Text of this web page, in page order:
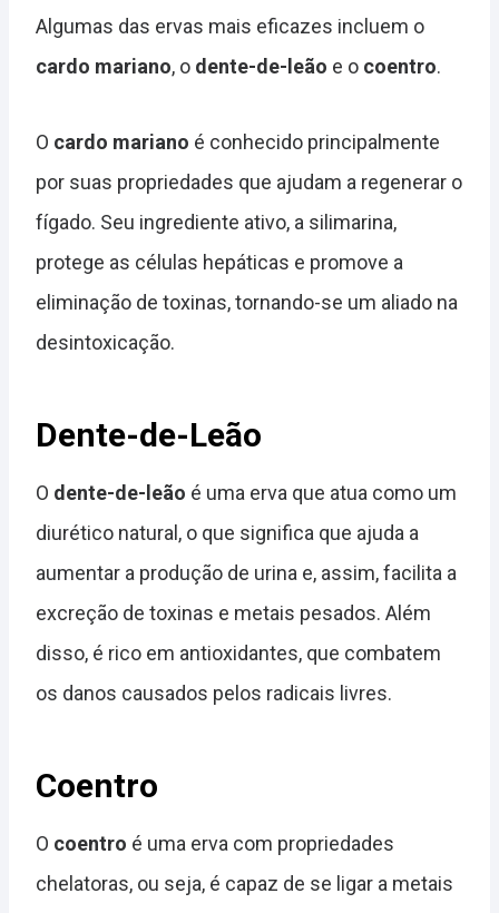
Algumas das ervas mais eficazes incluem o
cardo mariano, o dente-de-leão e o coentro.
O cardo mariano é conhecido principalmente
por suas propriedades que ajudam a regenerar o
fígado. Seu ingrediente ativo, a silimarina,
protege as células hepáticas e promove a
eliminação de toxinas, tornando-se um aliado na
desintoxicação.
Dente-de-Leão
O dente-de-leão é uma erva que atua como um
diurético natural, o que significa que ajuda a
aumentar a produção de urina e, assim, facilita a
excreção de toxinas e metais pesados. Além
disso, é rico em antioxidantes, que combatem
os danos causados pelos radicais livres.
Coentro
O coentro é uma erva com propriedades
chelatoras, ou seja, é capaz de se ligar a metais